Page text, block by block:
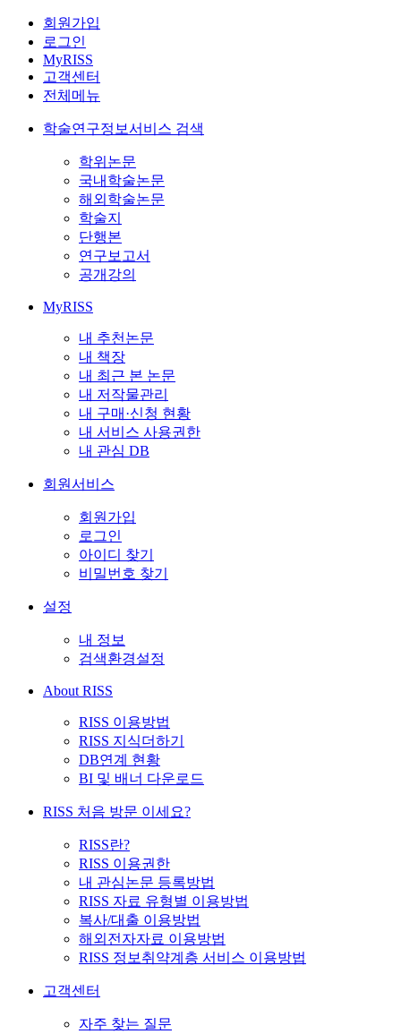
회원가입
로그인
MyRISS
고객센터
전체메뉴
학술연구정보서비스 검색
학위논문
국내학술논문
해외학술논문
학술지
단행본
연구보고서
공개강의
MyRISS
내 추천논문
내 책장
내 최근 본 논문
내 저작물관리
내 구매·신청 현황
내 서비스 사용권한
내 관심 DB
회원서비스
회원가입
로그인
아이디 찾기
비밀번호 찾기
설정
내 정보
검색환경설정
About RISS
RISS 이용방법
RISS 지식더하기
DB연계 현황
BI 및 배너 다운로드
RISS 처음 방문 이세요?
RISS란?
RISS 이용권한
내 관심논문 등록방법
RISS 자료 유형별 이용방법
복사/대출 이용방법
해외전자자료 이용방법
RISS 정보취약계층 서비스 이용방법
고객센터
자주 찾는 질문